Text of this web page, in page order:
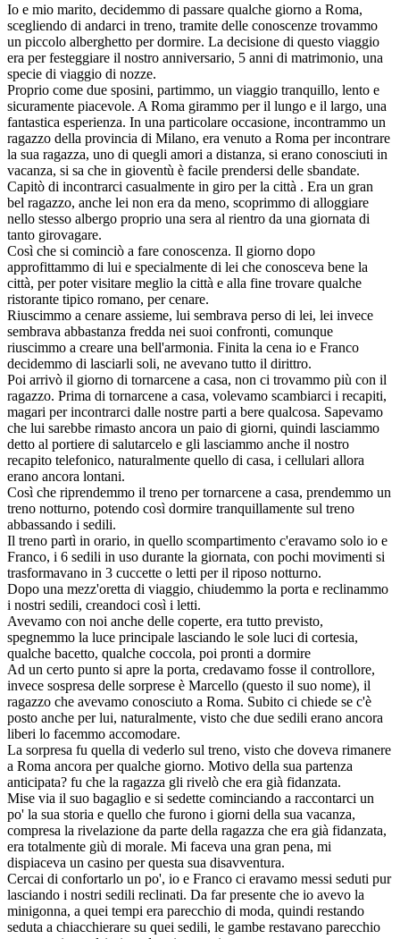
Io e mio marito, decidemmo di passare qualche giorno a Roma,
scegliendo di andarci in treno, tramite delle conoscenze trovammo
un piccolo alberghetto per dormire. La decisione di questo viaggio
era per festeggiare il nostro anniversario, 5 anni di matrimonio, una
specie di viaggio di nozze.
Proprio come due sposini, partimmo, un viaggio tranquillo, lento e
sicuramente piacevole. A Roma girammo per il lungo e il largo, una
fantastica esperienza. In una particolare occasione, incontrammo un
ragazzo della provincia di Milano, era venuto a Roma per incontrare
la sua ragazza, uno di quegli amori a distanza, si erano conosciuti in
vacanza, si sa che in gioventù è facile prendersi delle sbandate.
Capitò di incontrarci casualmente in giro per la città . Era un gran
bel ragazzo, anche lei non era da meno, scoprimmo di alloggiare
nello stesso albergo proprio una sera al rientro da una giornata di
tanto girovagare.
Così che si cominciò a fare conoscenza. Il giorno dopo
approfittammo di lui e specialmente di lei che conosceva bene la
città, per poter visitare meglio la città e alla fine trovare qualche
ristorante tipico romano, per cenare.
Riuscimmo a cenare assieme, lui sembrava perso di lei, lei invece
sembrava abbastanza fredda nei suoi confronti, comunque
riuscimmo a creare una bell'armonia. Finita la cena io e Franco
decidemmo di lasciarli soli, ne avevano tutto il dirittro.
Poi arrivò il giorno di tornarcene a casa, non ci trovammo più con il
ragazzo. Prima di tornarcene a casa, volevamo scambiarci i recapiti,
magari per incontrarci dalle nostre parti a bere qualcosa. Sapevamo
che lui sarebbe rimasto ancora un paio di giorni, quindi lasciammo
detto al portiere di salutarcelo e gli lasciammo anche il nostro
recapito telefonico, naturalmente quello di casa, i cellulari allora
erano ancora lontani.
Così che riprendemmo il treno per tornarcene a casa, prendemmo un
treno notturno, potendo così dormire tranquillamente sul treno
abbassando i sedili.
Il treno partì in orario, in quello scompartimento c'eravamo solo io e
Franco, i 6 sedili in uso durante la giornata, con pochi movimenti si
trasformavano in 3 cuccette o letti per il riposo notturno.
Dopo una mezz'oretta di viaggio, chiudemmo la porta e reclinammo
i nostri sedili, creandoci così i letti.
Avevamo con noi anche delle coperte, era tutto previsto,
spegnemmo la luce principale lasciando le sole luci di cortesia,
qualche bacetto, qualche coccola, poi pronti a dormire
Ad un certo punto si apre la porta, credavamo fosse il controllore,
invece sospresa delle sorprese è Marcello (questo il suo nome), il
ragazzo che avevamo conosciuto a Roma. Subito ci chiede se c'è
posto anche per lui, naturalmente, visto che due sedili erano ancora
liberi lo facemmo accomodare.
La sorpresa fu quella di vederlo sul treno, visto che doveva rimanere
a Roma ancora per qualche giorno. Motivo della sua partenza
anticipata? fu che la ragazza gli rivelò che era già fidanzata.
Mise via il suo bagaglio e si sedette cominciando a raccontarci un
po' la sua storia e quello che furono i giorni della sua vacanza,
compresa la rivelazione da parte della ragazza che era già fidanzata,
era totalmente giù di morale. Mi faceva una gran pena, mi
dispiaceva un casino per questa sua disavventura.
Cercai di confortarlo un po', io e Franco ci eravamo messi seduti pur
lasciando i nostri sedili reclinati. Da far presente che io avevo la
minigonna, a quei tempi era parecchio di moda, quindi restando
seduta a chiacchierare su quei sedili, le gambe restavano parecchio